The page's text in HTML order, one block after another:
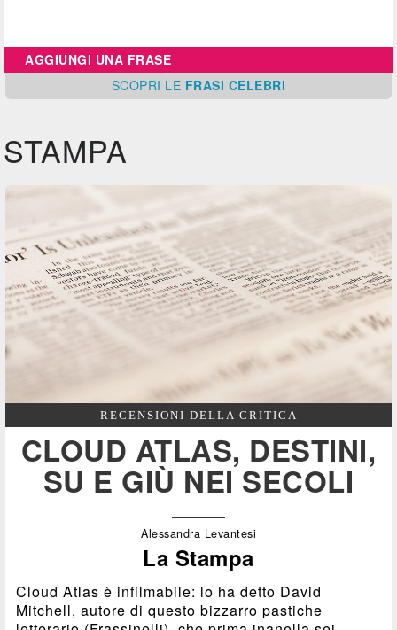
AGGIUNGI UNA FRASE
SCOPRI LE FRASI CELEBRI
STAMPA
RECENSIONI DELLA CRITICA
CLOUD ATLAS, DESTINI,
SU E GIÙ NEI SECOLI
Alessandra Levantesi
La Stampa
Cloud Atlas è infilmabile: lo ha detto David
Mitchell, autore di questo bizzarro pastiche